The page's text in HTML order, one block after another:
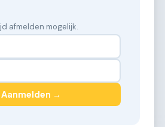
afmelden mogelijk.
Aanmelden →